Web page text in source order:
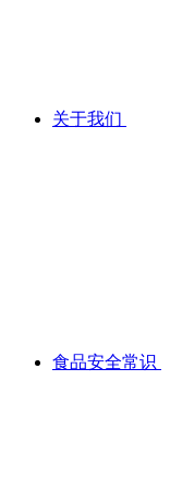
关于我们
食品安全常识